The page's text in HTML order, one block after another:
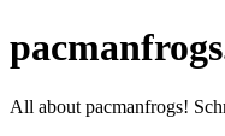
All about pacmanfrogs!